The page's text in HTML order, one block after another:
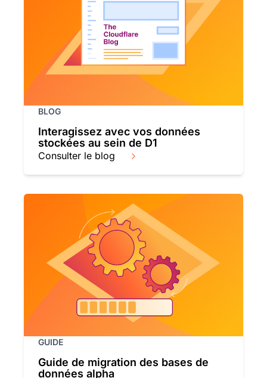
BLOG
Interagissez avec vos données
stockées au sein de D1
Consulter le blog
GUIDE
Guide de migration des bases de
données alpha